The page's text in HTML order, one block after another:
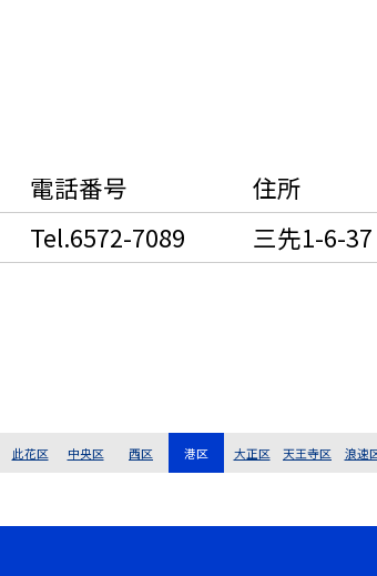
電話番号
住所
Tel.6572-7089 三先1-6-37
此花区 中央区 西区 港区 大正区 天王寺区 浪速